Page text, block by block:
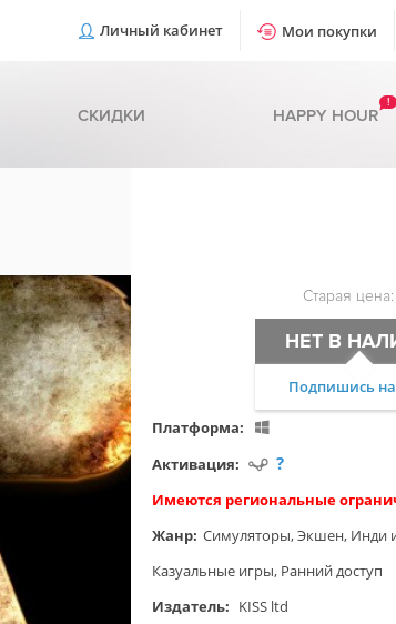
Личный кабинет Мои покупки
СКИДКИ HAPPY HOUR
!
Старая цена:
НЕТ В
Подпишись
Платформа:
Активация:
?
Имеются региональные
Жанр: Симуляторы,Экшен, Инди
Казуальные игры, Ранний доступ
Издатель: KISS ltd